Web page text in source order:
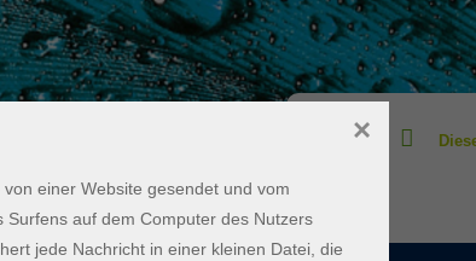
einer Website gesendet und vom
auf dem Computer des Nutzers
jede Nachricht in einer kleinen Datei, die
×